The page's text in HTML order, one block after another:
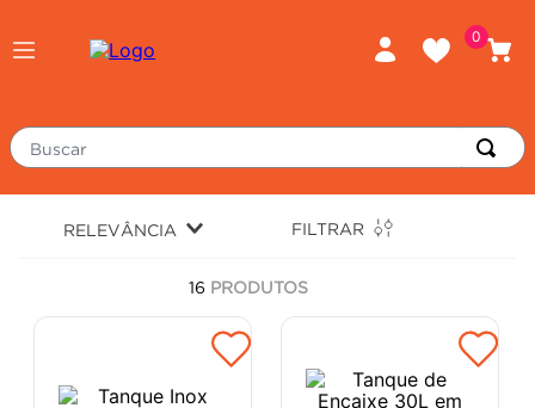
0
Buscar
RELEVÂNCIA FILTRAR
16 PRODUTOS